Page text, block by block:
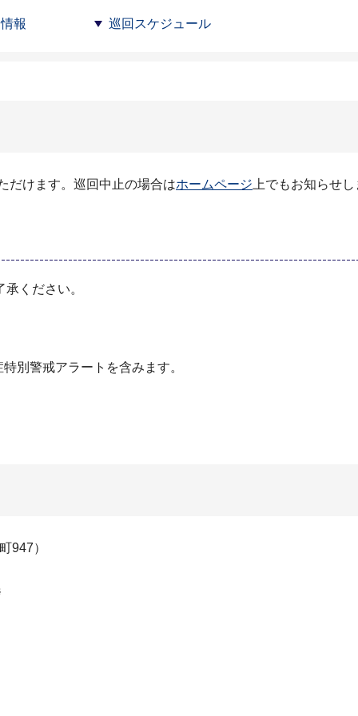
報 巡回スケジュール
だけます。巡回中止の場合はホームページ 上でもお知らせ
ください。
別警戒アラートを含みます。
947）